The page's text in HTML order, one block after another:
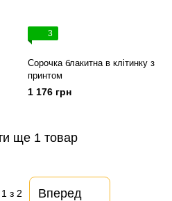
3
Сорочка блакитна в клітинку з
принтом
1 176 грн
ще 1 товар
1з 2 Вперед